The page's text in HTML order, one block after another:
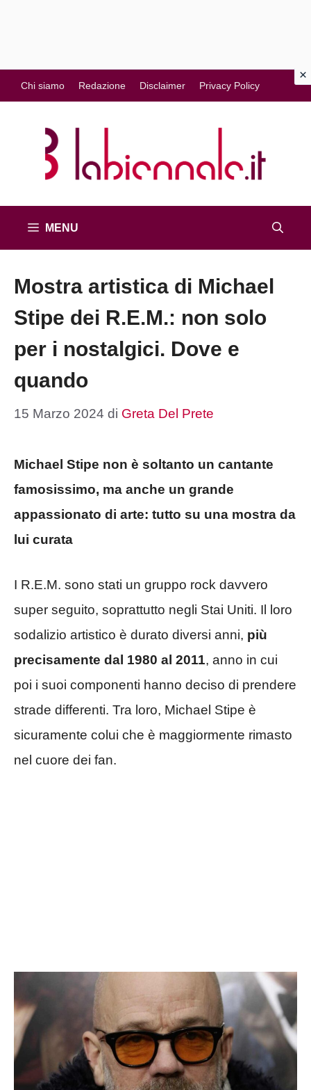
al
contenuto
Chi siamo Redazione Disclaimer Privacy Policy
MENU
Mostra artistica di Michael
Stipe dei R.E.M.: non solo
per i nostalgici. Dove e
quando
15 Marzo 2024 di Greta Del Prete
Michael Stipe non è soltanto un cantante
famosissimo, ma anche un grande
appassionato di arte: tutto su una mostra da
lui curata
I R.E.M. sono stati un gruppo rock davvero
super seguito, soprattutto negli Stai Uniti. Il loro
sodalizio artistico è durato diversi anni, più
precisamente dal 1980 al 2011, anno in cui
poi i suoi componenti hanno deciso di prendere
strade differenti. Tra loro, Michael Stipe è
sicuramente colui che è maggiormente rimasto
nel cuore dei fan.